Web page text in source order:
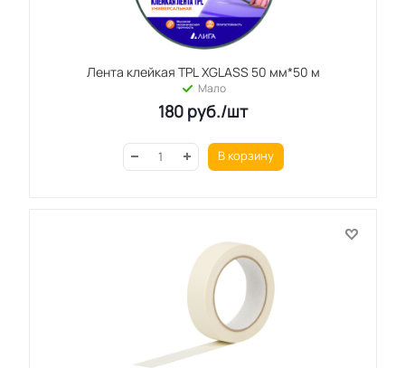
Лента клейкая TPL XGLASS 50 мм*50 м
Мало
180 руб./шт
В корзину